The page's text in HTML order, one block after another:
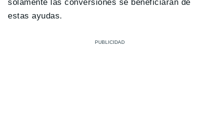
solamente las conversiones se beneficiarán de
estas ayudas.